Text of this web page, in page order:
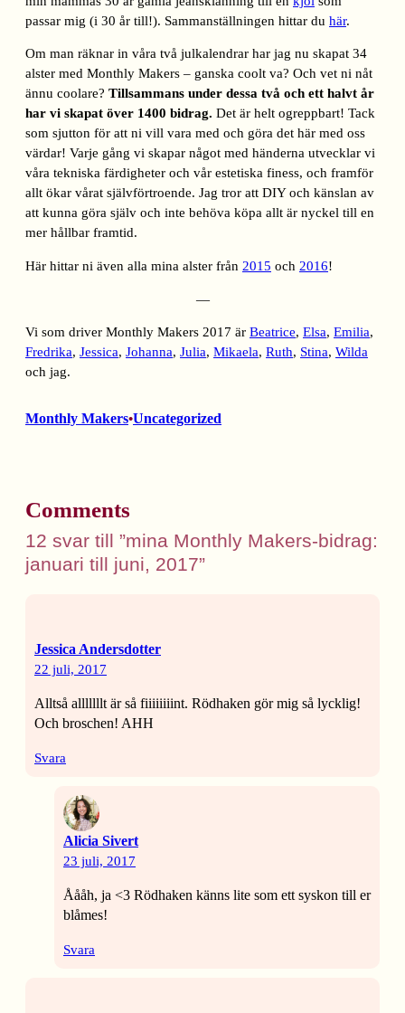
passar mig (i 30 år till!). Sammanställningen hittar du här.
Om man räknar in våra två julkalendrar har jag nu skapat 34
alster med Monthly Makers – ganska coolt va? Och vet ni nåt
ännu coolare? Tillsammans under dessa två och ett halvt år
har vi skapat över 1400 bidrag. Det är helt ogreppbart! Tack
som sjutton för att ni vill vara med och göra det här med oss
värdar! Varje gång vi skapar något med händerna utvecklar vi
våra tekniska färdigheter och vår estetiska finess, och framför
allt ökar vårat självförtroende. Jag tror att DIY och känslan av
att kunna göra själv och inte behöva köpa allt är nyckel till en
mer hållbar framtid.
Här hittar ni även alla mina alster från 2015 och 2016!
—
Vi som driver Monthly Makers 2017 är Beatrice, Elsa, Emilia,
Fredrika, Jessica, Johanna, Julia, Mikaela, Ruth, Stina, Wilda
och jag.
Monthly Makers•Uncategorized
Comments
12 svar till ”mina Monthly Makers-bidrag:
januari till juni, 2017”
Jessica Andersdotter
22 juli, 2017
Alltså alllllllt är så fiiiiiiiint. Rödhaken gör mig så lycklig!
Och broschen! AHH
Svara
Alicia Sivert
23 juli, 2017
Åååh, ja <3 Rödhaken känns lite som ett syskon till er
blåmes!
Svara